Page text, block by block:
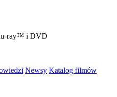
ray™ i DVD
Newsy Katalog filmów